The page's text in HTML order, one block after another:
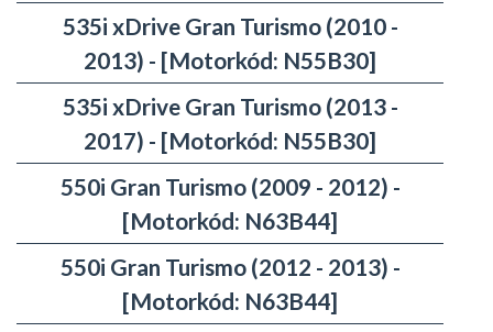
535i xDrive Gran Turismo (2010 -
2013) - [Motorkód: N55B30]
535i xDrive Gran Turismo (2013 -
2017) - [Motorkód: N55B30]
550i Gran Turismo (2009 - 2012) -
[Motorkód: N63B44]
550i Gran Turismo (2012 - 2013) -
[Motorkód: N63B44]